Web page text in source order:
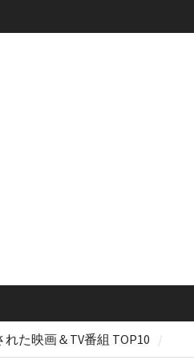
た映画＆TV番組 TOP10